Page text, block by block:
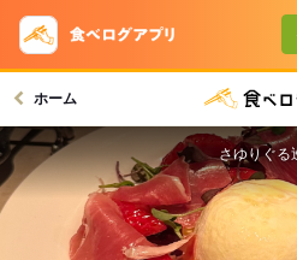
ホーム
さゆりぐる